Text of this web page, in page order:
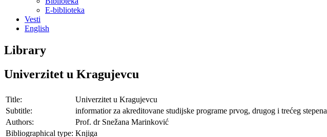
E-biblioteka
Vesti
English
Library
Univerzitet u Kragujevcu
Title:
Univerzitet u Kragujevcu
Subtitle:
informatior za akreditovane studijske programe prvog, drugog i trećeg stepena
Authors:
Prof. dr Snežana Marinković
Bibliographical type: Knjiga